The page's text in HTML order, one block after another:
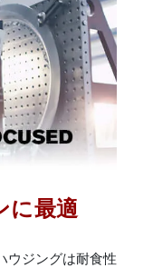
に最適
ウジングは耐食性